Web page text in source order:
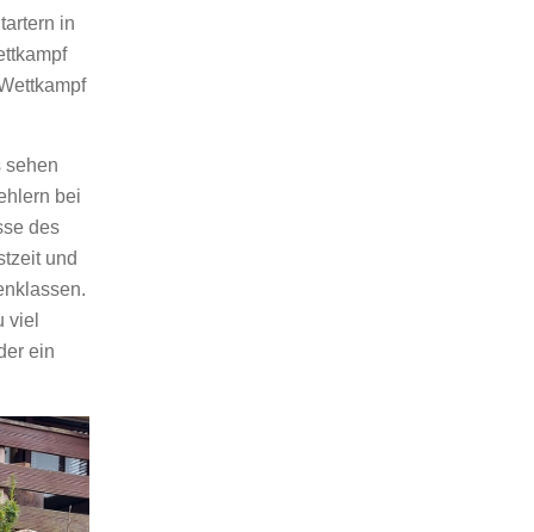
in
sehen
bei
des
und
viel
ein